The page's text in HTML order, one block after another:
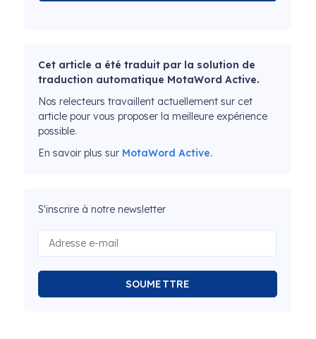
Cet article a été traduit par la solution de
traduction automatique MotaWord Active.
Nos relecteurs travaillent actuellement sur cet
article pour vous proposer la meilleure expérience
possible.
En savoir plus sur MotaWord Active.
S'inscrire à notre newsletter
SOUMETTRE